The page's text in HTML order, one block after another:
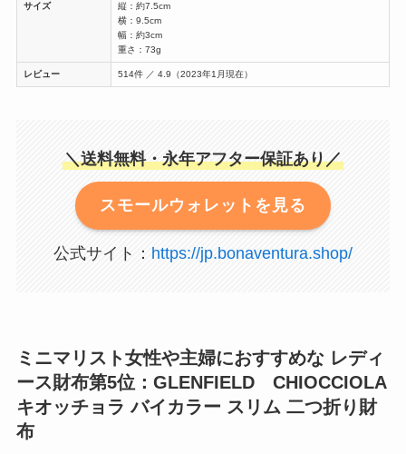
サイズ
縦：約7.5cm
横：9.5cm
幅：約3cm
重さ：73g
レビュー 514件 ／ 4.9（2023年1月現在）
＼送料無料・永年アフター保証あり／
スモールウォレットを見る
公式サイト： https://jp.bonaventura.shop/
ミニマリスト女性や主婦におすすめな レディ
ース財布第5位：GLENFIELD CHIOCCIOLA
キオッチョラ バイカラー スリム 二つ折り財
布